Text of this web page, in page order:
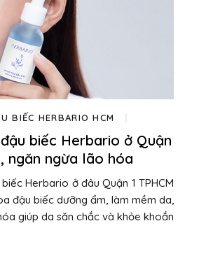
BIẾC HERBARIO HCM
biếc Herbario ở Quận
ngăn ngừa lão hóa
Herbario ở đâu Quận 1 TPHCM
đậu biếc dưỡng ẩm, làm mềm da,
giúp da săn chắc và khỏe khoắn